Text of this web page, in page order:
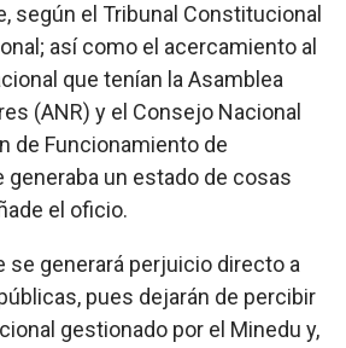
según el Tribunal Constitucional
así como el acercamiento al
que tenían la Asamblea
(ANR) y el Consejo Nacional
de Funcionamiento de
generaba un estado de cosas
el oficio.
se generará perjuicio directo a
pues dejarán de percibir
gestionado por el Minedu y,